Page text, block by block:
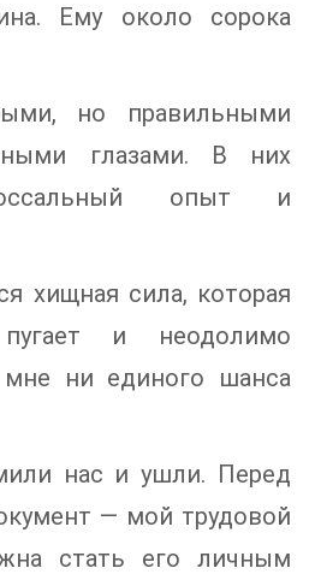
Ему около сорока
но правильными
глазами. В них
опыт и
хищная сила, которая
и неодолимо
ни единого шанса
нас и ушли. Перед
— мой трудовой
стать его личным